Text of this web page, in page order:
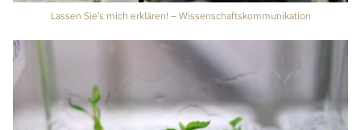
Lassen Sie’s mich erklären! – Wissenschaftskommunikation